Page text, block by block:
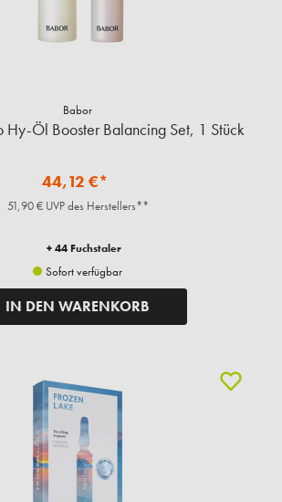
Babor
Hy-Öl Booster Balancing Set, 1 Stück
44,12 €*
51,90 € UVP des Herstellers**
+ 44 Fuchstaler
Sofort verfügbar
IN DEN WARENKORB